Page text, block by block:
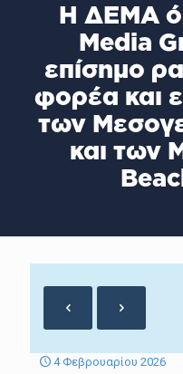
Η ΔΕΜΑ
Media
επίσημο
φορέα και
των
και των
4 Φεβρουαρίου 2026